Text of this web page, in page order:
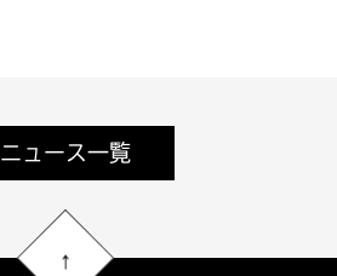
ニュース一覧